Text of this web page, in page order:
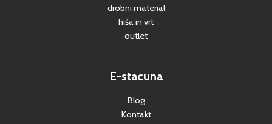
drobni material
hiša in vrt
outlet
E-stacuna
Blog
Kontakt